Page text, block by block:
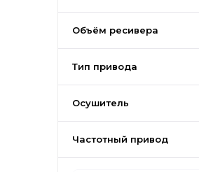
Объём ресивера
Тип привода
Осушитель
Частотный привод